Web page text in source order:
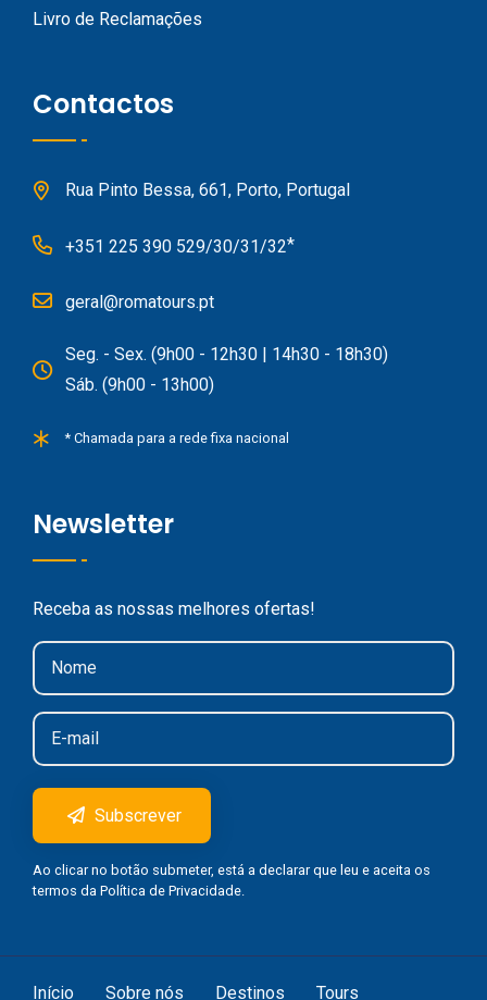
Livro de Reclamações
Contactos
Rua Pinto Bessa, 661, Porto, Portugal
+351 225 390 529/30/31/32*
geral@romatours.pt
Seg. - Sex. (9h00 - 12h30 | 14h30 - 18h30)
Sáb. (9h00 - 13h00)
* Chamada para a rede fixa nacional
Newsletter
Receba as nossas melhores ofertas!
Subscrever
Ao clicar no botão submeter, está a declarar que leu e aceita os
termos da Política de Privacidade
Início Sobre nós Destinos Tours